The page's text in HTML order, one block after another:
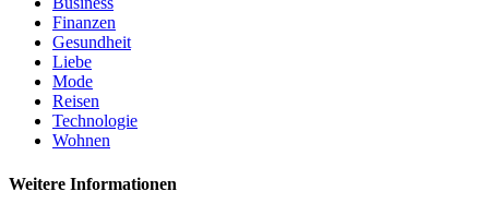
Finanzen
Gesundheit
Liebe
Mode
Reisen
Technologie
Wohnen
Weitere Informationen